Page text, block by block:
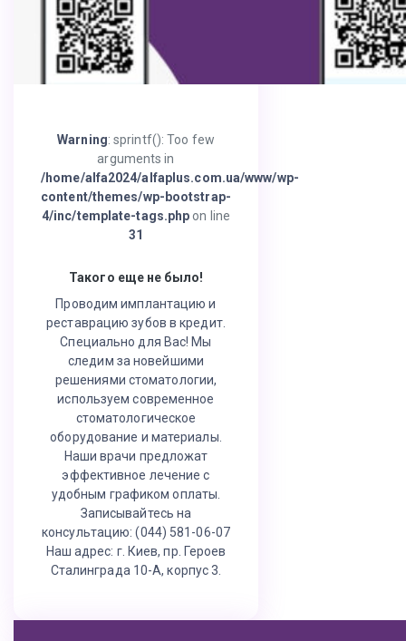
Warning: sprintf(): Too few
arguments in
/home/alfa2024/alfaplus.com.ua/www/wp-
content/themes/wp-bootstrap-
4/inc/template-tags.php on line
31
Такого еще не было!
Проводим имплантацию и
реставрацию зубов в кредит.
Специально для Вас! Мы
следим за новейшими
решениями стоматологии,
используем современное
стоматологическое
оборудование и материалы.
Наши врачи предложат
эффективное лечение с
удобным графиком оплаты.
Записывайтесь на
консультацию: (044) 581-06-07
Наш адрес: г. Киев, пр. Героев
Сталинграда 10-А, корпус 3.